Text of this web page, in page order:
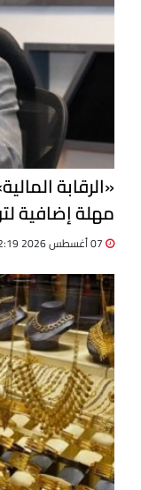
«الرقابة
مهلة إضافية